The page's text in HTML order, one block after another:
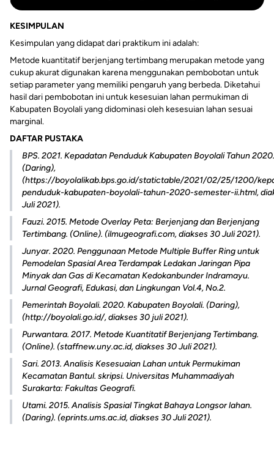
KESIMPULAN
Kesimpulan yang didapat dari praktikum ini adalah:
Metode kuantitatif berjenjang tertimbang merupakan metode yang
cukup akurat digunakan karena menggunakan pembobotan untuk
setiap parameter yang memiliki pengaruh yang berbeda. Diketahui
hasil dari pembobotan ini untuk kesesuian lahan permukiman di
Kabupaten Boyolali yang didominasi oleh kesesuian lahan sesuai
marginal.
DAFTAR PUSTAKA
BPS. 2021. Kepadatan Penduduk Kabupaten Boyolali Tahun 2020.
(Daring),
(https://boyolalikab.bps.go.id/statictable/2021/02/25/1200/
penduduk-kabupaten-boyolali-tahun-2020-semester-ii.html,
Juli 2021).
Fauzi. 2015. Metode Overlay Peta: Berjenjang dan Berjenjang
Tertimbang. (Online). (ilmugeografi.com, diakses 30 Juli 2021).
Junyar. 2020. Penggunaan Metode Multiple Buffer Ring untuk
Pemodelan Spasial Area Terdampak Ledakan Jaringan Pipa
Minyak dan Gas di Kecamatan Kedokanbunder Indramayu.
Jurnal Geografi, Edukasi, dan Lingkungan Vol.4, No.2.
Pemerintah Boyolali. 2020. Kabupaten Boyolali. (Daring),
(http://boyolali.go.id/, diakses 30 juli 2021).
Purwantara. 2017. Metode Kuantitatif Berjenjang Tertimbang.
(Online). (staffnew.uny.ac.id, diakses 30 Juli 2021).
Sari. 2013. Analisis Kesesuaian Lahan untuk Permukiman
Kecamatan Bantul. skripsi. Universitas Muhammadiyah
Surakarta: Fakultas Geografi.
Utami. 2015.Analisis Spasial Tingkat Bahaya Longsor lahan.
(Daring). (eprints.ums.ac.id, diakses 30 Juli 2021).